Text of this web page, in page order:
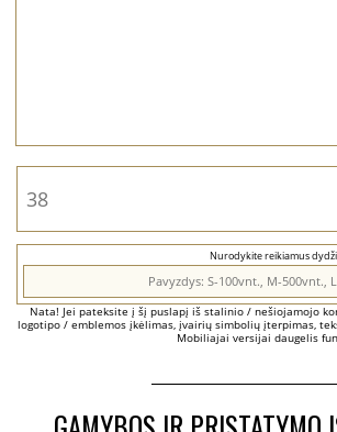
Nurodykite reikiamus
Nata! Jei pateksite į šį puslapį iš stalinio / nešiojamojo
logotipo / emblemos įkėlimas, įvairių simbolių įterpimas,
Mobiliajai versijai daugelis